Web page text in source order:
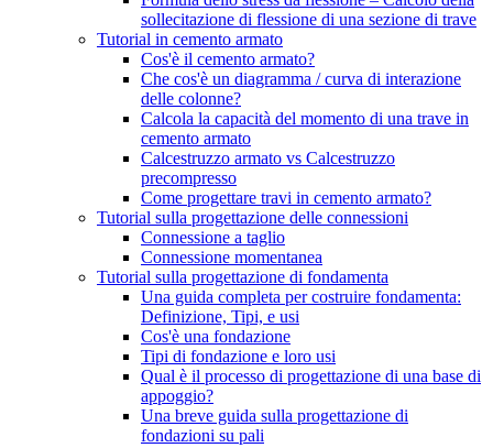
sollecitazione di flessione di una sezione di trave
Tutorial in cemento armato
Cos'è il cemento armato?
Che cos'è un diagramma / curva di interazione
delle colonne?
Calcola la capacità del momento di una trave in
cemento armato
Calcestruzzo armato vs Calcestruzzo
precompresso
Come progettare travi in ​​cemento armato?
Tutorial sulla progettazione delle connessioni
Connessione a taglio
Connessione momentanea
Tutorial sulla progettazione di fondamenta
Una guida completa per costruire fondamenta:
Definizione, Tipi, e usi
Cos'è una fondazione
Tipi di fondazione e loro usi
Qual è il processo di progettazione di una base di
appoggio?
Una breve guida sulla progettazione di
fondazioni su pali